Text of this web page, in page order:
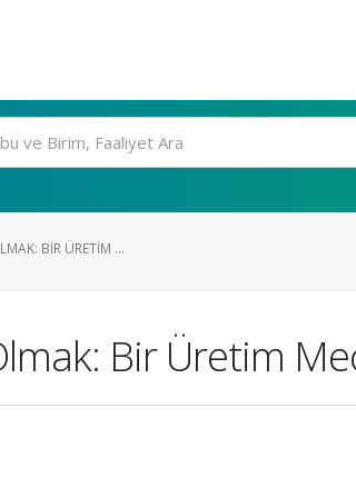
BIR ÜRETIM ...
Bir Üretim